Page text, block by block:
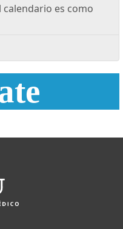
calendario es como